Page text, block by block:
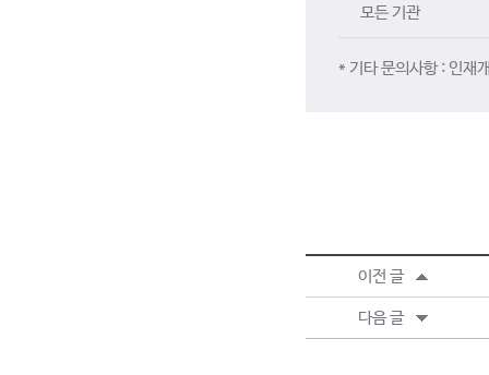
모든 기관
* 기타 문의사항 : 인
이전 글
다음 글